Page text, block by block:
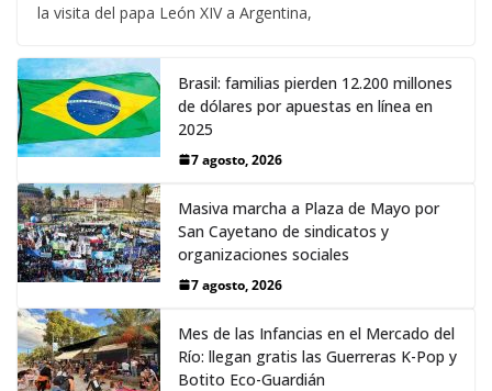
la visita del papa León XIV a Argentina,
Brasil: familias pierden 12.200 millones
de dólares por apuestas en línea en
2025
7 agosto, 2026
Masiva marcha a Plaza de Mayo por
San Cayetano de sindicatos y
organizaciones sociales
7 agosto, 2026
Mes de las Infancias en el Mercado del
Río: llegan gratis las Guerreras K-Pop y
Botito Eco-Guardián